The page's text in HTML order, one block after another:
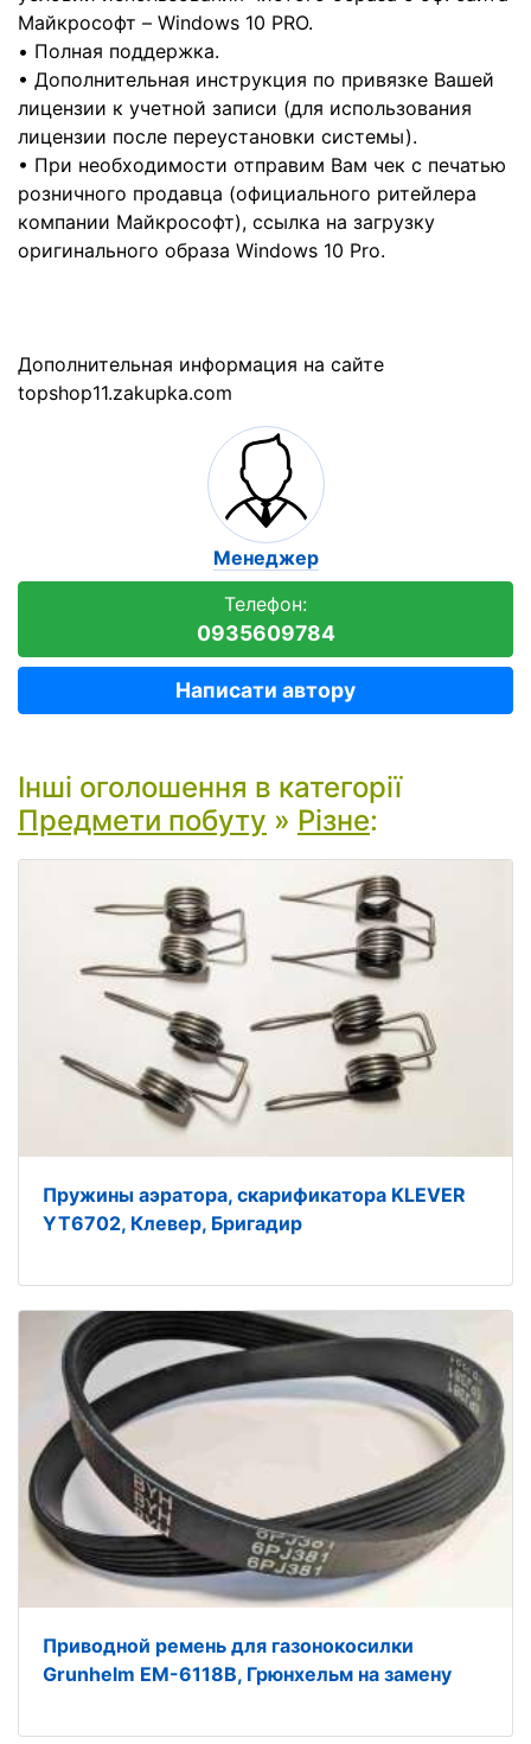
Майкрософт – Windows 10 PRO.
• Полная поддержка.
• Дополнительная инструкция по привязке Вашей
лицензии к учетной записи (для использования
лицензии после переустановки системы).
• При необходимости отправим Вам чек с печатью
розничного продавца (официального ритейлера
компании Майкрософт), ссылка на загрузку
оригинального образа Windows 10 Pro.
Дополнительная информация на сайте
topshop11.zakupka.com
Менеджер
Телефон:
0935609784
Написати автору
Інші оголошення в категорії
Предмети побуту » Різне:
Пружины аэратора, скарификатора KLEVER
YT6702, Клевер, Бригадир
Приводной ремень для газонокосилки
Grunhelm EM-6118B, Грюнхельм на замену